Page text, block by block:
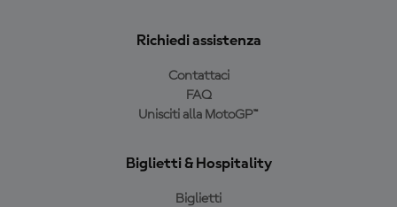
Richiedi assistenza
Contattaci
FAQ
Unisciti alla MotoGP™
Biglietti & Hospitality
Biglietti